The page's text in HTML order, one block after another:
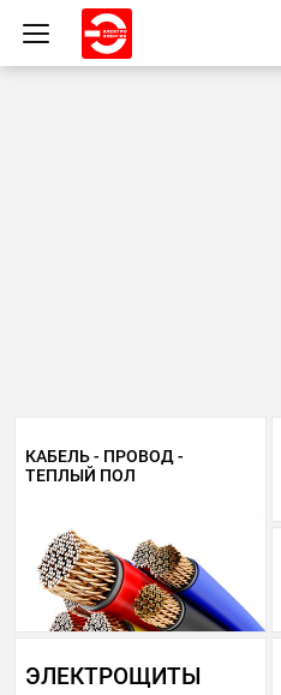
КАБЕЛЬ - ПРОВОД -
ТЕПЛЫЙ ПОЛ
ЭЛЕКТРОЩИТЫ